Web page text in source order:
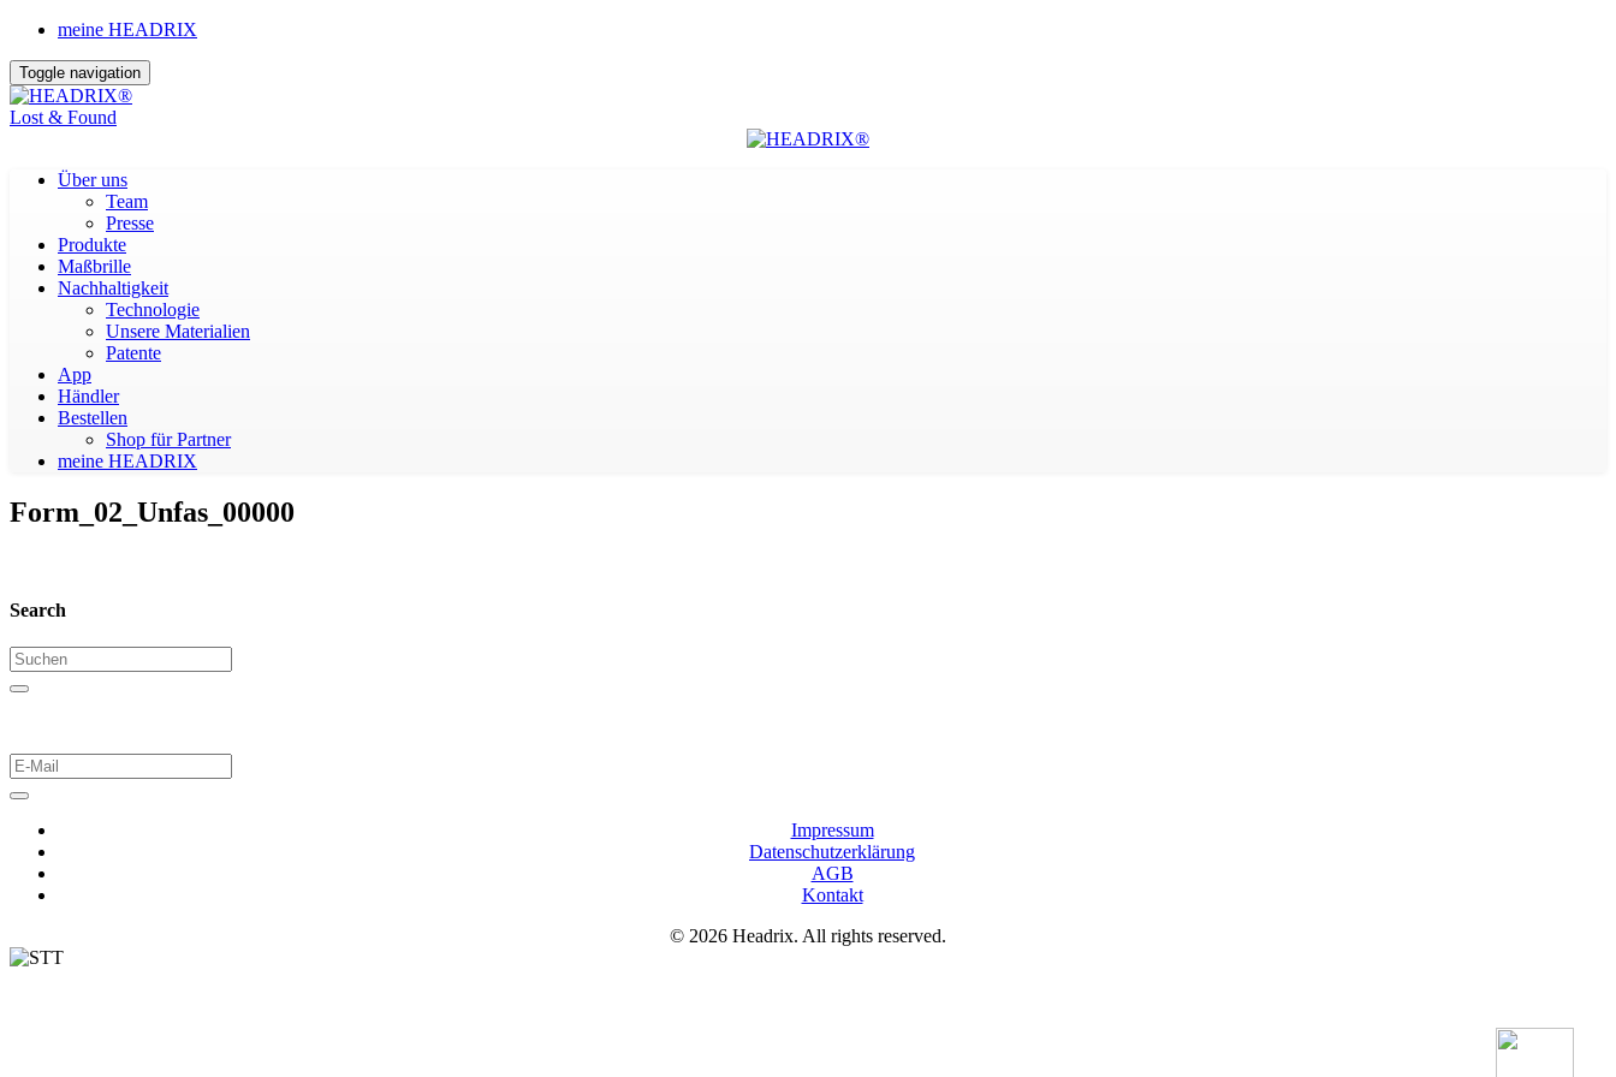
meine HEADRIX
Toggle navigation
Lost & Found
Über uns
Team
Presse
Produkte
Maßbrille
Nachhaltigkeit
Technologie
Unsere Materialien
Patente
App
Händler
Bestellen
Shop für Partner
meine HEADRIX
Form_02_Unfas_00000
Search
Impressum
Datenschutzerklärung
AGB
Kontakt
© 2026 Headrix. All rights reserved.